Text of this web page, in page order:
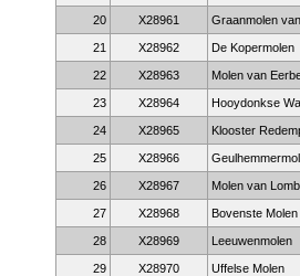
20 X28961 Graanmolen
21 X28962 De Kopermolen
22 X28963 Molen van
23 X28964 Hooydonkse
24 X28965 Klooster
25 X28966
26 X28967 Molen van
27 X28968 Bovenste Molen
28 X28969 Leeuwenmolen
29 X28970 Uffelse Molen